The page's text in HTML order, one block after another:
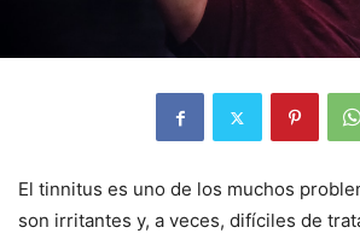
El tinnitus es uno de los muchos
son irritantes y, a veces, difíciles de